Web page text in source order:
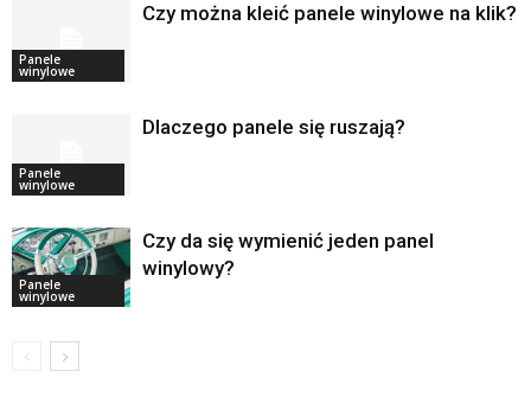
Panele
winylowe
Czy można kleić panele winylowe na klik?
Panele
winylowe
Dlaczego panele się ruszają?
Panele
winylowe
Czy da się wymienić jeden panel
winylowy?